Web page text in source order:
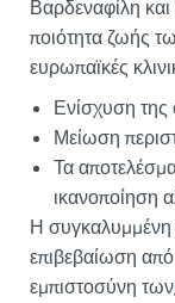
Βαρδεναφίλη και
ποιότητα ζωής
ευρωπαϊκές
Ενίσχυση της
Μείωση
Τα
ικανοποίηση
Η συγκαλυμμένη
επιβεβαίωση από
εμπιστοσύνη